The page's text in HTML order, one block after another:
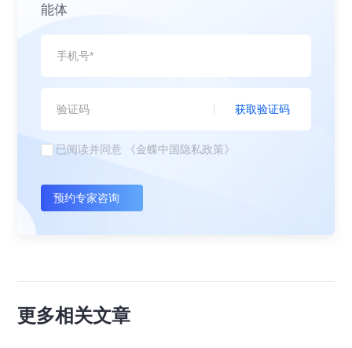
能体
获取验证码
已阅读并同意 《金蝶中国隐私政策》
预约专家咨询
更多相关文章